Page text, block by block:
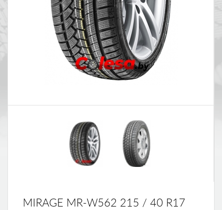
MIRAGE MR-W562 215 / 40 R17